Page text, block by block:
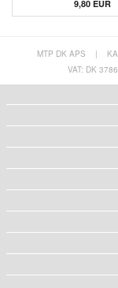
9,80EUR
MTP DK APS |
VAT: DK